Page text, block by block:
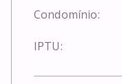
Condomínio:
IPTU: